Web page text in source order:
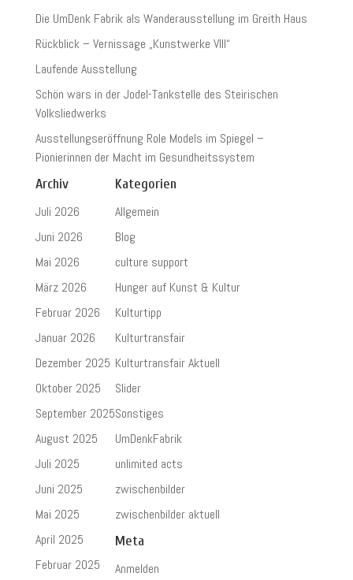
Die UmDenk Fabrik als Wanderausstellung im Greith Haus
Rückblick – Vernissage „Kunstwerke VIII“
Laufende Ausstellung
Schön wars in der Jodel-Tankstelle des Steirischen
Volksliedwerks
Ausstellungseröffnung Role Models im Spiegel –
Pionierinnen der Macht im Gesundheitssystem
Archiv
Juli 2026
Juni 2026
Mai 2026
März 2026
Februar 2026
Januar 2026
Dezember 2025
Oktober 2025
September 2025
August 2025
Juli 2025
Juni 2025
Mai 2025
April 2025
Februar 2025
Kategorien
Allgemein
Blog
culture support
Hunger auf Kunst & Kultur
Kulturtipp
Kulturtransfair
Kulturtransfair Aktuell
Slider
Sonstiges
UmDenkFabrik
unlimited acts
zwischenbilder
zwischenbilder aktuell
Meta
Anmelden